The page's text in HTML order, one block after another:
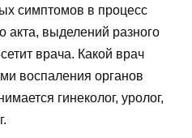
симптомов в процесс
акта, выделений разного
врача. Какой врач
воспаления органов
гинеколог, уролог,